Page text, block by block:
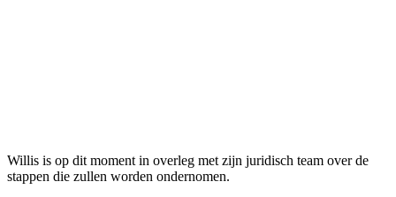
Willis is op dit moment in overleg met zijn juridisch team over de
stappen die zullen worden ondernomen.